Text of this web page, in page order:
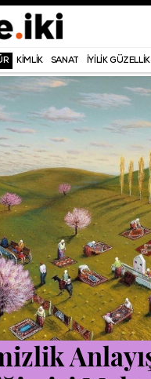
KİMLİK SANAT İYİLİK GÜZELLİK